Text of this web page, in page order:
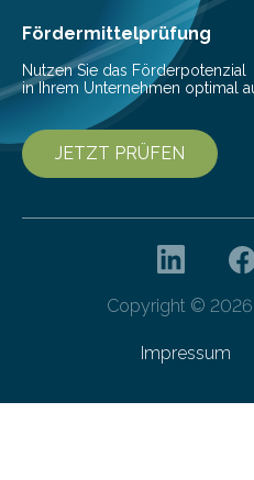
Fördermittelprüfung
Nutzen Sie das Förderpotenzial
in Ihrem Unternehmen optimal
JETZT PRÜFEN
Copyright ©
Impressum